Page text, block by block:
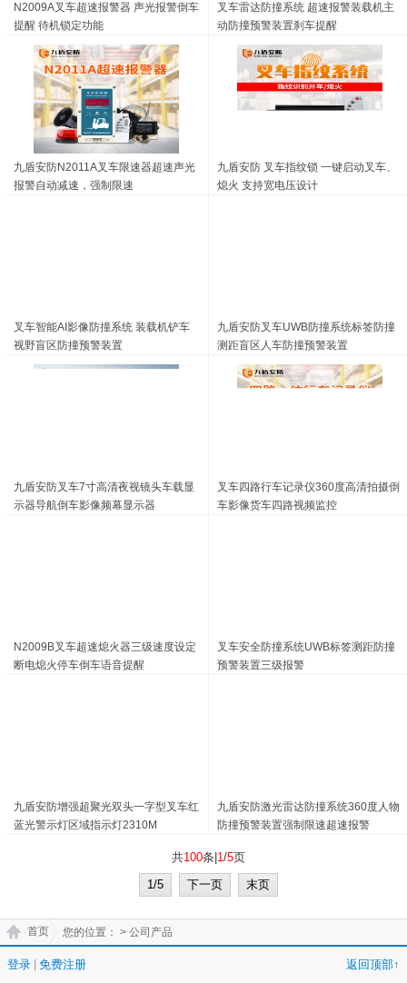
N2009A叉车超速报警器 声光报警倒车
提醒 待机锁定功能
叉车雷达防撞系统 超速报警装载机主
动防撞预警装置刹车提醒
九盾安防N2011A叉车限速器超速声光
报警自动减速，强制限速
九盾安防 叉车指纹锁 一键启动叉车、
熄火 支持宽电压设计
叉车智能AI影像防撞系统 装载机铲车
视野盲区防撞预警装置
九盾安防叉车UWB防撞系统标签防撞
测距盲区人车防撞预警装置
九盾安防叉车7寸高清夜视镜头车载显
示器导航倒车影像频幕显示器
叉车四路行车记录仪360度高清拍摄倒
车影像货车四路视频监控
N2009B叉车超速熄火器三级速度设定
断电熄火停车倒车语音提醒
叉车安全防撞系统UWB标签测距防撞
预警装置三级报警
九盾安防增强超聚光双头一字型叉车红
蓝光警示灯区域指示灯2310M
九盾安防激光雷达防撞系统360度人物
防撞预警装置强制限速超速报警
共100条| 1/5页
1/5
下一页 末页
您的位置：
首页 > 公司产品
登录 免费注册 返回顶部↑